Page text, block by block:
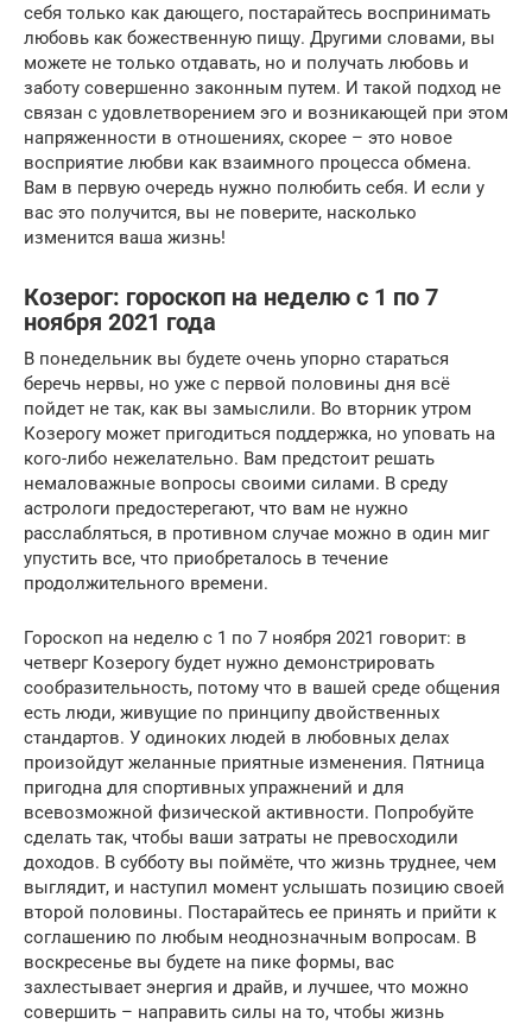
себя только как дающего, постарайтесь воспринимать
любовь как божественную пищу. Другими словами, вы
можете не только отдавать, но и получать любовь и
заботу совершенно законным путем. И такой подход не
связан с удовлетворением эго и возникающей при этом
напряженности в отношениях, скорее – это новое
восприятие любви как взаимного процесса обмена.
Вам в первую очередь нужно полюбить себя. И если у
вас это получится, вы не поверите, насколько
изменится ваша жизнь!
Козерог: гороскоп на неделю c 1 по 7
ноября 2021 года
В понедельник вы будете очень упорно стараться
беречь нервы, но уже с первой половины дня всё
пойдет не так, как вы замыслили. Во вторник утром
Козерогу может пригодиться поддержка, но уповать на
кого-либо нежелательно. Вам предстоит решать
немаловажные вопросы своими силами. В среду
астрологи предостерегают, что вам не нужно
расслабляться, в противном случае можно в один миг
упустить все, что приобреталось в течение
продолжительного времени.
Гороскоп на неделю с 1 по 7 ноября 2021 говорит: в
четверг Козерогу будет нужно демонстрировать
сообразительность, потому что в вашей среде общения
есть люди, живущие по принципу двойственных
стандартов. У одиноких людей в любовных делах
произойдут желанные приятные изменения. Пятница
пригодна для спортивных упражнений и для
всевозможной физической активности. Попробуйте
сделать так, чтобы ваши затраты не превосходили
доходов. В субботу вы поймёте, что жизнь труднее, чем
выглядит, и наступил момент услышать позицию своей
второй половины. Постарайтесь ее принять и прийти к
соглашению по любым неоднозначным вопросам. В
воскресенье вы будете на пике формы, вас
захлестывает энергия и драйв, и лучшее, что можно
совершить – направить силы на то, чтобы жизнь